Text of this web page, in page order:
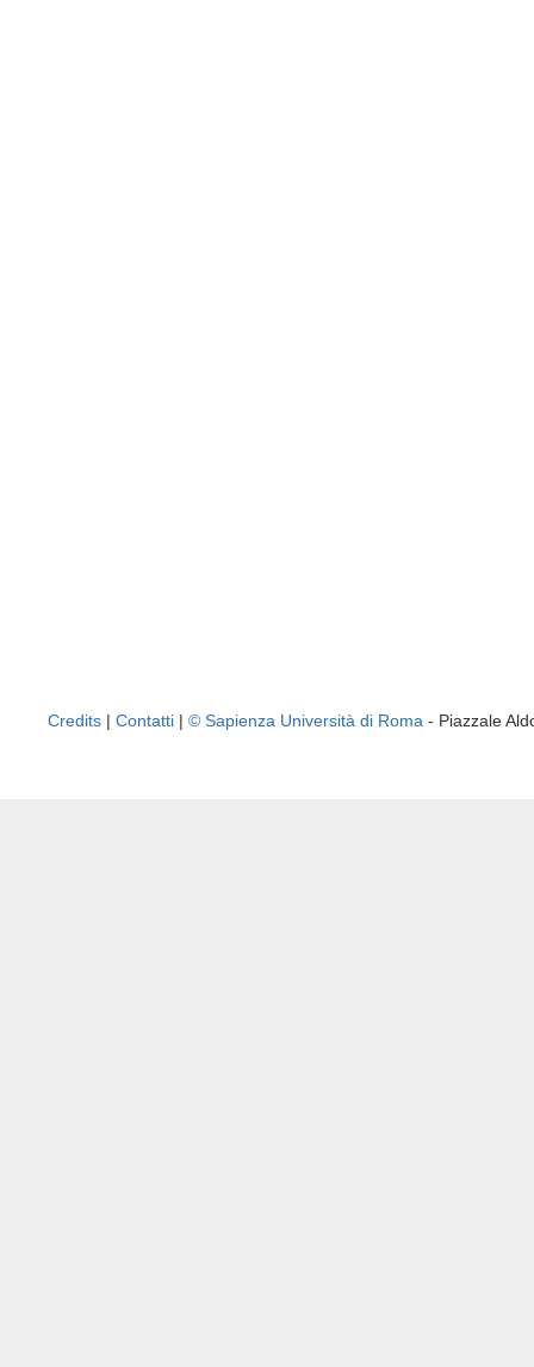
Credits | Contatti | © Sapienza Università di Roma - Piazzale